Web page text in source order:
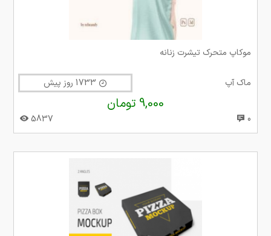
موکاپ متحرک تیشرت زنانه
ماک آپ
9,000 تومان
0
5837